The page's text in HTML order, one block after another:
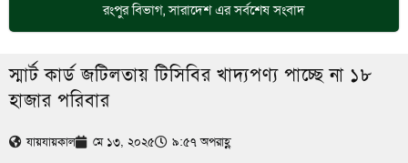
রংপুর বিভাগ,সারাদেশএর সর্বশেষ সংবাদ
স্মার্ট কার্ড জটিলতায় টিসিবির খাদ্যপণ্য পাচ্ছে না ১৮
হাজার পরিবার
যায়যায়কাল মে ১৩, ২০২৫ ৯:৫৭ অপরাহ্ণ